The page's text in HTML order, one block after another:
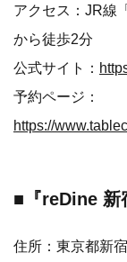
アクセス：JR線
から徒歩2分
公式サイト：
予約ページ：
■『reDine 新
住所：東京都新